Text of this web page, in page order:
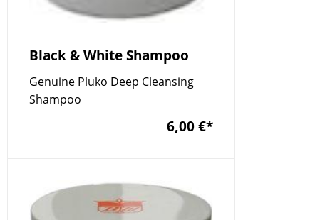
Black & White Shampoo
Genuine Pluko Deep Cleansing
Shampoo
6,00 €*